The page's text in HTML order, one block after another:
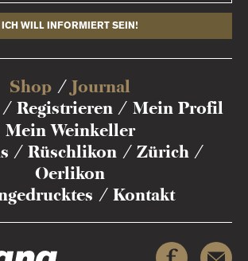
ICH WILL INFORMIERT SEIN!
Shop
Journal
Registrieren
Mein Profil
Mein Weinkeller
Rüschlikon
Zürich
Oerlikon
Kontakt